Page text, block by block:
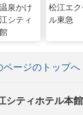
泉かけ
シティ
松江エ
ル東急
ページのトップへ
ティホテル本館